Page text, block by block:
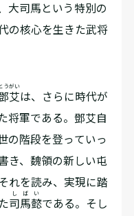
大司馬という特別の
の核心を生きた武将
艾
うがい
は、さらに時代が
将軍である。鄧艾自
の階段を登っていっ
き、魏領の新しい屯
れを読み、実現に踏
司馬懿
しばい
である。そし